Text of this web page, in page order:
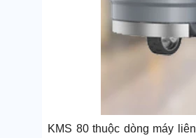
KMS 80 thuộc dòng máy